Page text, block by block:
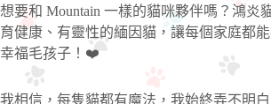
想要和 Mountain 一樣的貓咪夥伴嗎？鴻炎
育健康、有靈性的緬因貓，讓每個家庭都
幸福毛孩子！❤️
我相信，每隻貓都有魔法，我始終弄不明